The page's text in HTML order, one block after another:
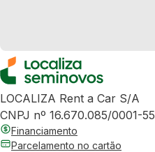
LOCALIZA Rent a Car S/A
CNPJ nº 16.670.085/0001-55
Financiamento
Parcelamento no cartão